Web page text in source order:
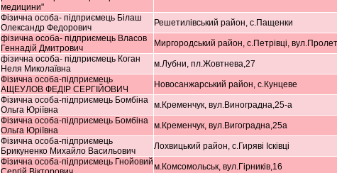
медицини"
Фізична особа- підприємець Білаш
Олександр Федорович
Решетилівський район, с.Пащенки
фізична особа- підприємець Власов
Геннадій Дмитрович
Миргородський район, с.Петрівці,
фізична особа- підприємець Коган
Неля Миколаївна
м.Лубни, пл.Жовтнева,27
Фізична особа-підприємець
АЩЕУЛОВ ФЕДІР СЕРГІЙОВИЧ
Новосанжарський район, с.Кунцеве
Фізична особа-підприємець Бомбіна
Ольга Юріївна
м.Кременчук, вул.Виноградна,25-а
Фізична особа-підприємець Бомбіна
Ольга Юріївна
м.Кременчук, вул.Вигоградна,25а
Фізична особа-підприємець
Брикуненко Михайло Васильович
Лохвицький район, с.Гиряві Ісківці
Фізична особа-підприємець Гнойовийм.Комсомольськ, вул.Гірників,16